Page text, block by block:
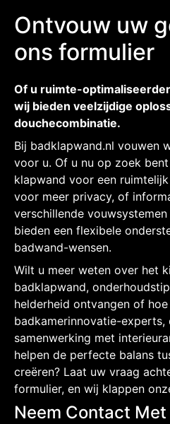
Ontvouw uw
ons formulier
Of u ruimte-
wij bieden veelzijdige
douchecombinatie.
Bij badklapwand.nl vouwen
voor u. Of u nu op zoek
klapwand voor een
voor meer privacy, of
verschillende
bieden een flexibele
badwand-wensen.
Wilt u meer weten over het
badklapwand,
helderheid ontvangen of
badkamerinnovatie-experts,
samenwerking met
helpen de perfecte balans
creëren? Laat uw vraag
formulier, en wij klappen
Neem Contact Met